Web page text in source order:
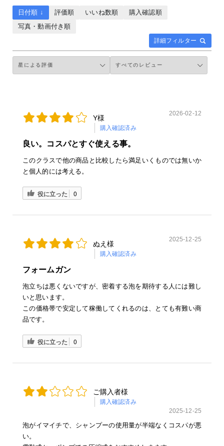
詳細フィルター
日付順 ↓ 評価順 いいね数順
購入確認順
写真・動画付き順
Y様
購入確認済み
2026-02-12
良い。コスパとすぐ使える事。
このクラスで他の商品と比較したら満足いくものでは無いか
と個人的には考える。
役に立った 0
ぬえ様
購入確認済み
2025-12-25
フォームガン
泡立ちは悪くないですが、密着する泡を期待する人には難し
いと思います。
この価格帯で安定して稼働してくれるのは、とても有難い商
品です。
役に立った 0
ご購入者様
購入確認済み
2025-12-25
泡がイマイチで、シャンプーの使用量が半端なくコスパが悪
い。